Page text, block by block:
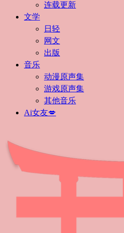
连载更新
文学
日轻
网文
出版
音乐
动漫原声集
游戏原声集
其他音乐
Ai女友💋